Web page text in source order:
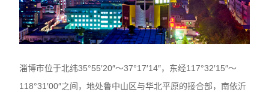
淄博市位于北纬35°55′20″～37°17′14″，东经117°32′15″～
118°31′00″之间，地处鲁中山区与华北平原的接合部，南依沂